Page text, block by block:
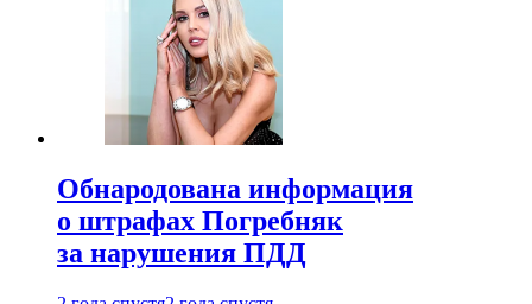
Обнародована информация
о штрафах Погребняк
за нарушения ПДД